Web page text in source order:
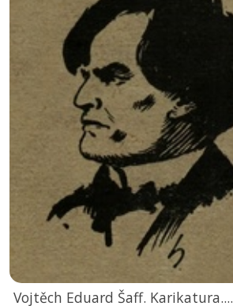
Vojtěch Eduard Šaff. Karikatura....